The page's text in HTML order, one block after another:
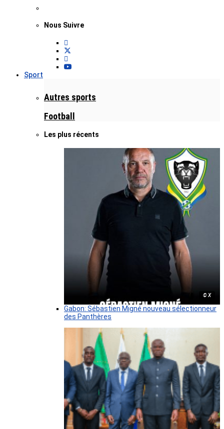
Nous Suivre
Sport
Autres sports
Football
Les plus récents
© X
Gabon: Sébastien Migné nouveau sélectionneur
des Panthères